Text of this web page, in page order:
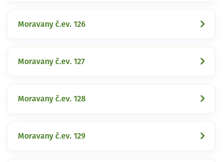
Moravany č.ev. 126
Moravany č.ev. 127
Moravany č.ev. 128
Moravany č.ev. 129